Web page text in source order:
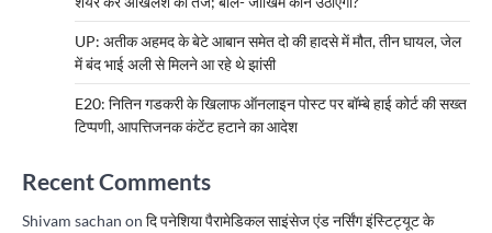
UP: अतीक अहमद के बेटे आबान समेत दो की हादसे में मौत, तीन घायल, जेल
में बंद भाई अली से मिलने आ रहे थे झांसी
E20: नितिन गडकरी के खिलाफ ऑनलाइन पोस्ट पर बॉम्बे हाई कोर्ट की सख्त
टिप्पणी, आपत्तिजनक कंटेंट हटाने का आदेश
Recent Comments
Shivam sachan on दि पनेशिया पैरामेडिकल साइंसेज एंड नर्सिंग इंस्टिट्यूट के